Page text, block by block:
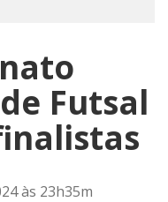
Futsal
às 23h35m